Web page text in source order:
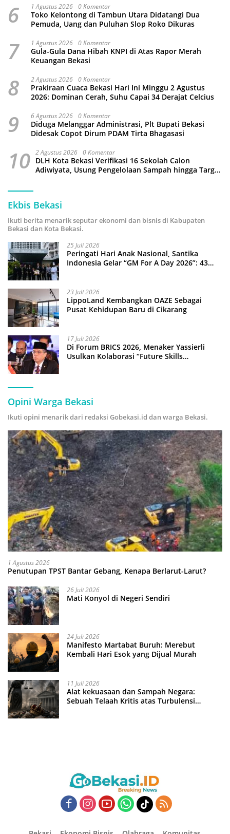
6 1 Agustus 2026 0 Komentar
Toko Kelontong di Tambun Utara Didatangi Dua
Pemuda, Uang dan Puluhan Slop Roko Dikuras
7 1 Agustus 2026 0 Komentar
Gula-Gula Dana Hibah KNPI di Atas Rapor Merah
Keuangan Bekasi
8 2 Agustus 2026 0 Komentar
Prakiraan Cuaca Bekasi Hari Ini Minggu 2 Agustus
2026: Dominan Cerah, Suhu Capai 34 Derajat Celcius
9 6 Agustus 2026 0 Komentar
Diduga Melanggar Administrasi, Plt Bupati Bekasi
Didesak Copot Dirum PDAM Tirta Bhagasasi
10 2 Agustus 2026 0 Komentar
DLH Kota Bekasi Verifikasi 16 Sekolah Calon
Adiwiyata, Usung Pengelolaan Sampah hingga Target
Ekbis Bekasi
Ikuti berita menarik seputar ekonomi dan bisnis di Kabupaten
Bekasi dan Kota Bekasi.
25 Juli 2026
Peringati Hari Anak Nasional, Santika
Indonesia Gelar “GM For A Day 2026”: 43
23 Juli 2026
LippoLand Kembangkan OAZE Sebagai
Pusat Kehidupan Baru di Cikarang
17 Juli 2026
Di Forum BRICS 2026, Menaker Yassierli
Usulkan Kolaborasi “Future Skills
Opini Warga Bekasi
Ikuti opini menarik dari redaksi Gobekasi.id dan warga Bekasi.
1 Agustus 2026
Penutupan TPST Bantar Gebang, Kenapa Berlarut-Larut?
26 Juli 2026
Mati Konyol di Negeri Sendiri
24 Juli 2026
Manifesto Martabat Buruh: Merebut
Kembali Hari Esok yang Dijual Murah
11 Juli 2026
Alat kekuasaan dan Sampah Negara:
Sebuah Telaah Kritis atas Turbulensi